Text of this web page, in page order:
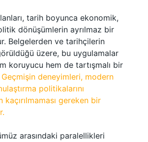
tarih boyunca ekonomik,
dönüşümlerin ayrılmaz bir
Belgelerden ve tarihçilerin
üzere, bu uygulamalar
koruyucu hem de tartışmalı bir
Geçmişin deneyimleri, modern
politikalarını
gereken bir
arasındaki paralellikleri